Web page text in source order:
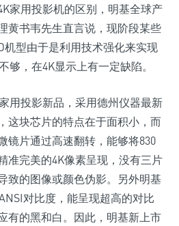
家用投影机的区别，明基全球产
黄书韦先生直言说，现阶段某些
机型由于是利用技术强化来实现
够，在4K显示上有一定缺陷。
用投影新品，采用德州仪器最新
这块芯片的特点在于面积小，而
镜片通过高速翻转，能够将830
准完美的4K像素呈现，没有三片
致的图像或颜色伪影。另外明基
对比度，能呈现超高的对比
有的黑和白。因此，明基新上市